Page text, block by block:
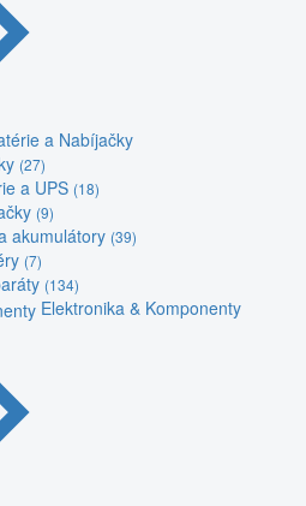
a Nabíjačky
(27)
a UPS (18)
(9)
akumulátory (39)
(7)
(134)
Elektronika & Komponenty